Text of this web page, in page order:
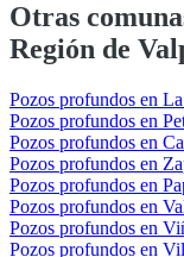
Otras
Región de
Pozos profundos en
Pozos profundos en
Pozos profundos en
Pozos profundos en
Pozos profundos en
Pozos profundos en
Pozos profundos en
Pozos profundos en